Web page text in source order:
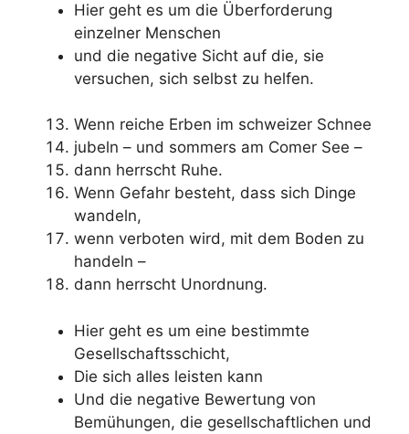
Hier geht es um die Überforderung
einzelner Menschen
und die negative Sicht auf die, sie
versuchen, sich selbst zu helfen.
Wenn reiche Erben im schweizer Schnee
jubeln – und sommers am Comer See –
dann herrscht Ruhe.
Wenn Gefahr besteht, dass sich Dinge
wandeln,
wenn verboten wird, mit dem Boden zu
handeln –
dann herrscht Unordnung.
Hier geht es um eine bestimmte
Gesellschaftsschicht,
Die sich alles leisten kann
Und die negative Bewertung von
Bemühungen, die gesellschaftlichen und